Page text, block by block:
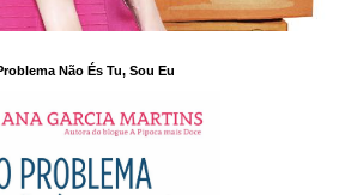
Não És Tu, Sou Eu